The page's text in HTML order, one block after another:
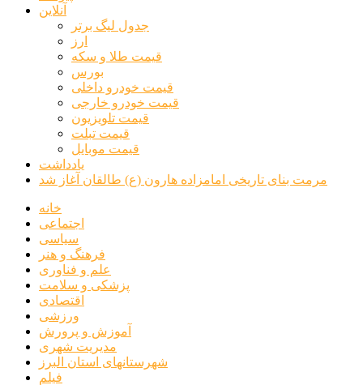
سایت خبری اقتصادی، اجتماعی و فرهنگی
رفتن به نوار ابزار
درباره
وردپرس
وردپرس
مستندات
یادگیری وردپرس
پشتیبانی
بازخورد
ورود